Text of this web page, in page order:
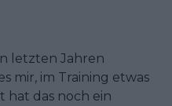
letzten Jahren
mir, im Training etwas
hat das noch ein